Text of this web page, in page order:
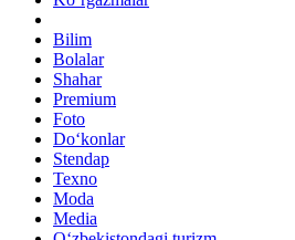
Bilim
Bolalar
Shahar
Premium
Foto
Do‘konlar
Stendap
Texno
Moda
Media